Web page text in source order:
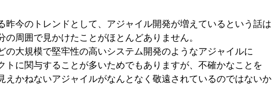
今のトレンドとして、アジャイル開発が増えているという話は
周囲で見かけたことがほとんどありません。
大規模で堅牢性の高いシステム開発のようなアジャイルに
に関与することが多いためでもありますが、不確かなことを
かねないアジャイルがなんとなく敬遠されているのではないか